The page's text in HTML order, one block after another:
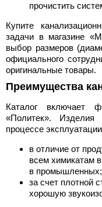
прочистить
Купите
задачи в магазине
выбор размеров
официального
оригинальные товары.
Преимущества
Каталог включает
«Политек». Изделия
процессе
в отличие от
всем химикатам
в промышленных;
за счет плотной
хорошую